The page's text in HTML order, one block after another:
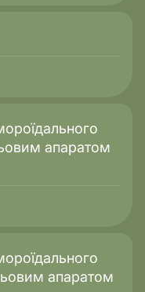
апаратом
апаратом